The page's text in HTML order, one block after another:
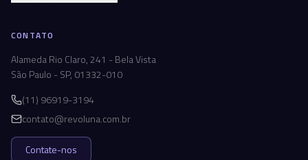
CONTATO
Alameda Rio Claro, 241 - Bela Vista
São Paulo - SP, 01332-010
(11) 96919-3194
contato@revoluna.com.br
Contate-nos